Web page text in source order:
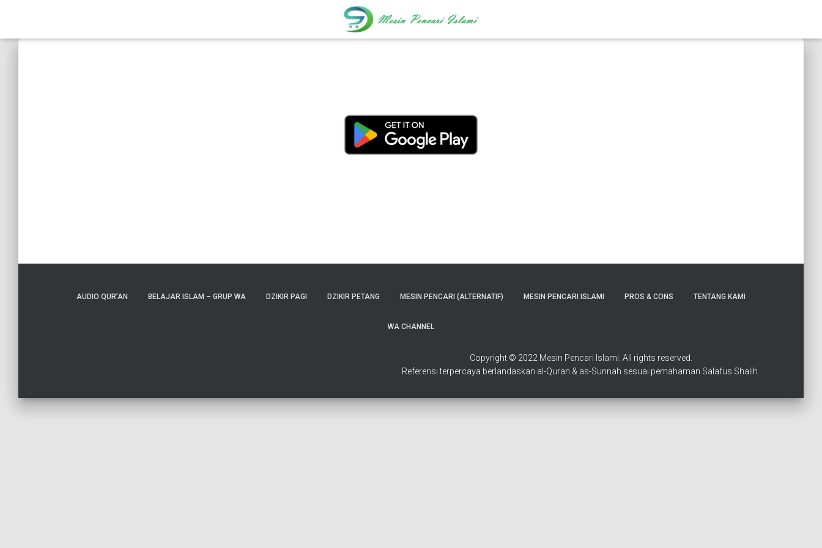
AUDIO QUR’AN BELAJAR ISLAM – GRUP WA DZIKIR PAGI DZIKIR PETANG MESIN PENCARI (ALTERNATIF) MESIN PENCARI ISLAMI PROS & CONS TENTANG KAMI
WA CHANNEL
Copyright © 2022 Mesin Pencari Islami. All rights reserved.
Referensi terpercaya berlandaskan al-Quran & as-Sunnah sesuai pemahaman Salafus Shalih.